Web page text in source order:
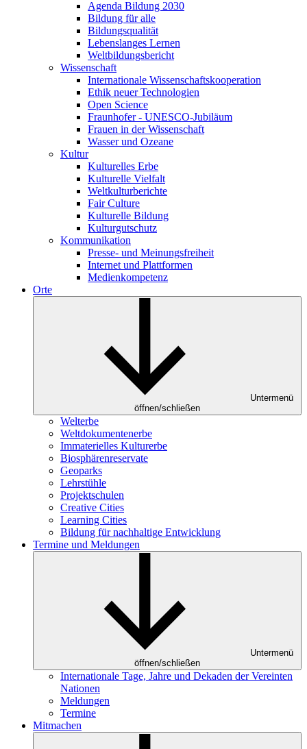
Agenda Bildung 2030
Bildung für alle
Bildungsqualität
Lebenslanges Lernen
Weltbildungsbericht
Wissenschaft
Internationale Wissenschaftskooperation
Ethik neuer Technologien
Open Science
Fraunhofer - UNESCO-Jubiläum
Frauen in der Wissenschaft
Wasser und Ozeane
Kultur
Kulturelles Erbe
Kulturelle Vielfalt
Weltkulturberichte
Fair Culture
Kulturelle Bildung
Kulturgutschutz
Kommunikation
Presse- und Meinungsfreiheit
Internet und Plattformen
Medienkompetenz
Orte
Untermenü
öffnen/schließen
Welterbe
Weltdokumentenerbe
Immaterielles Kulturerbe
Biosphärenreservate
Geoparks
Lehrstühle
Projektschulen
Creative Cities
Learning Cities
Bildung für nachhaltige Entwicklung
Termine und Meldungen
Untermenü
öffnen/schließen
Internationale Tage, Jahre und Dekaden der Vereinten
Nationen
Meldungen
Termine
Mitmachen